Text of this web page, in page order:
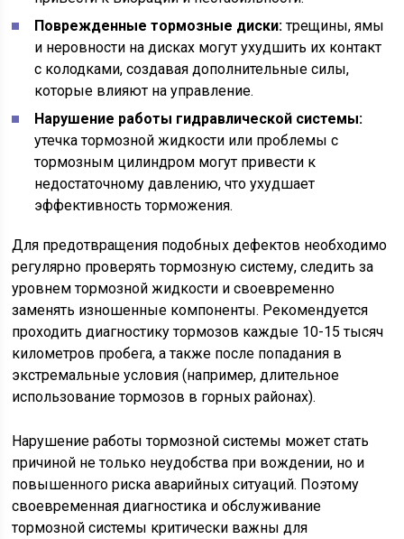
Поврежденные тормозные диски:трещины, ямы
и неровности на дисках могут ухудшить их контакт
с колодками, создавая дополнительные силы,
которые влияют на управление.
Нарушение работы гидравлической системы:
утечка тормозной жидкости или проблемы с
тормозным цилиндром могут привести к
недостаточному давлению, что ухудшает
эффективность торможения.
Для предотвращения подобных дефектов необходимо
регулярно проверять тормозную систему, следить за
уровнем тормозной жидкости и своевременно
заменять изношенные компоненты. Рекомендуется
проходить диагностику тормозов каждые 10-15 тысяч
километров пробега, а также после попадания в
экстремальные условия (например, длительное
использование тормозов в горных районах).
Нарушение работы тормозной системы может стать
причиной не только неудобства при вождении, но и
повышенного риска аварийных ситуаций. Поэтому
своевременная диагностика и обслуживание
тормозной системы критически важны для